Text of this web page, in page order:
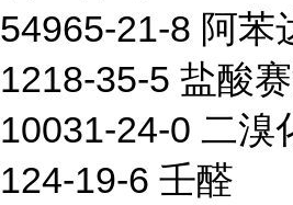
54965-21-8 阿苯
1218-35-5 盐酸
10031-24-0 二溴
124-19-6 壬醛